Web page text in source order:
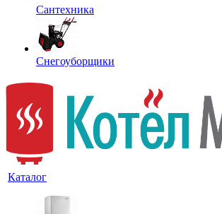
Сантехника
Снегоуборщики
Каталог